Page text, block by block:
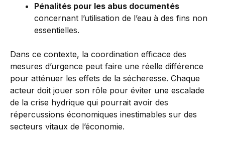
Pénalités pour les abus documentés
concernant l’utilisation de l’eau à des fins non
essentielles.
Dans ce contexte, la coordination efficace des
mesures d’urgence peut faire une réelle différence
pour atténuer les effets de la sécheresse. Chaque
acteur doit jouer son rôle pour éviter une escalade
de la crise hydrique qui pourrait avoir des
répercussions économiques inestimables sur des
secteurs vitaux de l’économie.